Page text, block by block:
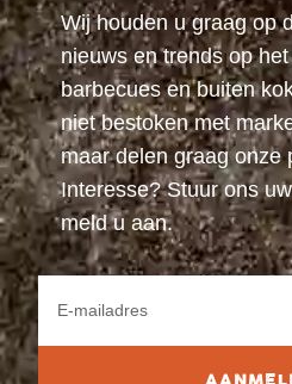
Wij houden u graag op
nieuws en trends op
barbecues en buiten
niet bestoken met
maar delen graag onze
Interesse? Stuur ons
meld u aan.